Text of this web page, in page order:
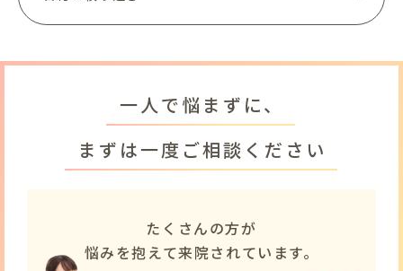
一人で悩まずに、
まずは一度ご相談ください
たくさんの方が
悩みを抱えて来院されています。